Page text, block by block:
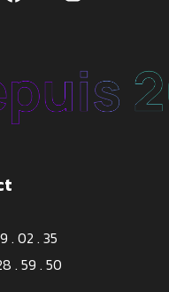
. 02 . 35
. 59 . 50